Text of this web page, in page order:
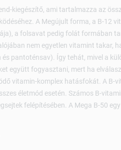
kiegészítő, ami tartalmazza az
A Megújult forma, a B-12
a folsavat pedig folát formában
nem egyetlen vitamint takar,
és pantoténsav). Így tehát, mivel a
együtt fogyasztani, mert ha
vitamin-komplex hatásfokát. A B-
életmód esetén. Számos B-
felépítésében. A Mega B-50